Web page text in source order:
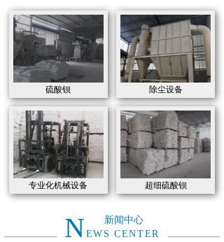
硫酸钡 除尘设备
专业化机械设备 超细硫酸钡
新闻中心
N EWS CENTER